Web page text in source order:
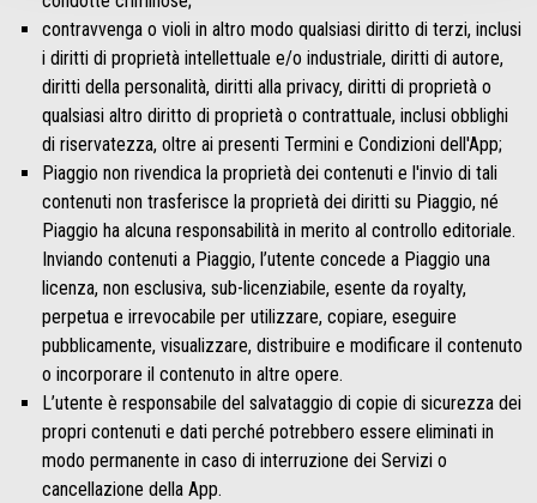
contravvenga o violi in altro modo qualsiasi diritto di terzi, inclusi
i diritti di proprietà intellettuale e/o industriale, diritti di autore,
diritti della personalità, diritti alla privacy, diritti di proprietà o
qualsiasi altro diritto di proprietà o contrattuale, inclusi obblighi
di riservatezza, oltre ai presenti Termini e Condizioni dell'App;
Piaggio non rivendica la proprietà dei contenuti e l'invio di tali
contenuti non trasferisce la proprietà dei diritti su Piaggio, né
Piaggio ha alcuna responsabilità in merito al controllo editoriale.
Inviando contenuti a Piaggio, l’utente concede a Piaggio una
licenza, non esclusiva, sub-licenziabile, esente da royalty,
perpetua e irrevocabile per utilizzare, copiare, eseguire
pubblicamente, visualizzare, distribuire e modificare il contenuto
o incorporare il contenuto in altre opere.
L’utente è responsabile del salvataggio di copie di sicurezza dei
propri contenuti e dati perché potrebbero essere eliminati in
modo permanente in caso di interruzione dei Servizi o
cancellazione della App.